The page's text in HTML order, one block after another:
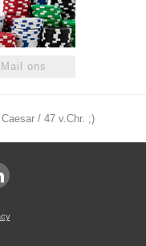
ons
/ 47 v.Chr. ;)